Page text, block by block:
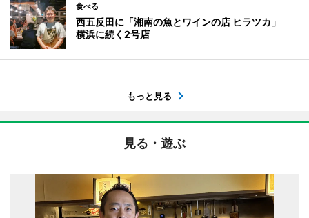
食べる
西五反田に「湘南の魚とワインの店 ヒラツカ」
横浜に続く2号店
もっと見る
見る・遊ぶ